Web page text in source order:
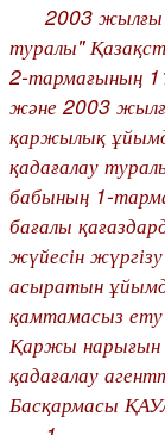
2003 жылғы 2
туралы"
2-тармағының
және 2003
қаржылық
қадағалау
бабының 1-
бағалы
жүйесін
асыратын
қамтамасыз
Қаржы
қадағалау
Басқармасы